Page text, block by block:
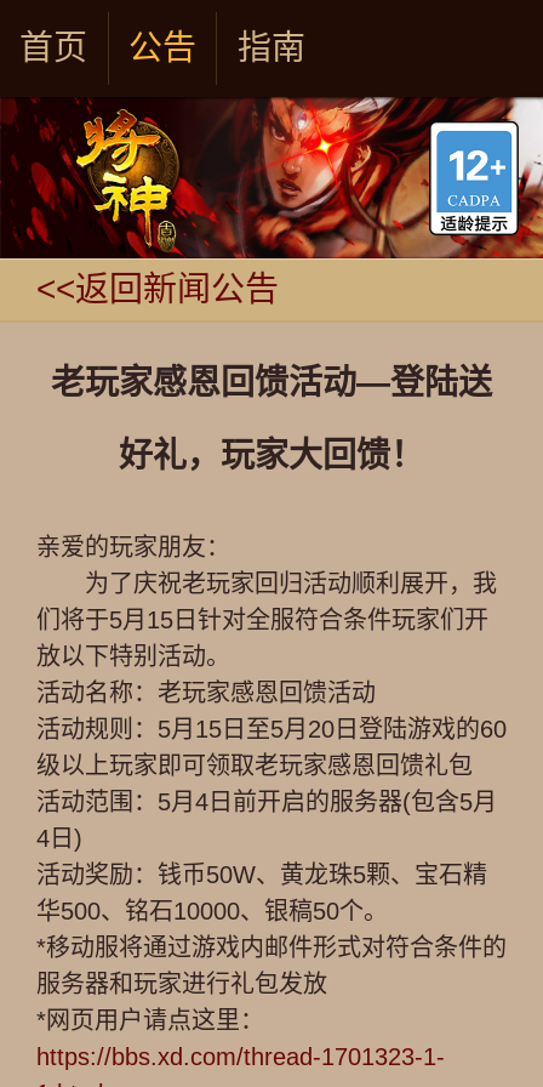
首页 公告 指南
<<返回新闻公告
老玩家感恩回馈活动—登陆送
好礼，玩家大回馈！
亲爱的玩家朋友：
为了庆祝老玩家回归活动顺利展开，我
们将于5月15日针对全服符合条件玩家们开
放以下特别活动。
活动名称：老玩家感恩回馈活动
活动规则：5月15日至5月20日登陆游戏的60
级以上玩家即可领取老玩家感恩回馈礼包
活动范围：5月4日前开启的服务器(包含5月
4日)
活动奖励：钱币50W、黄龙珠5颗、宝石精
华500、铭石10000、银稿50个。
*移动服将通过游戏内邮件形式对符合条件的
服务器和玩家进行礼包发放
*网页用户请点这里：
https://bbs.xd.com/thread-1701323-1-